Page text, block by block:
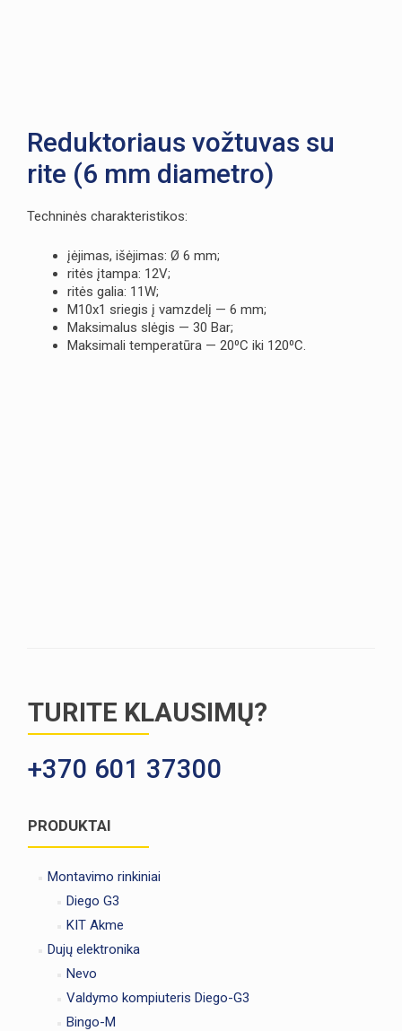
Reduktoriaus vožtuvas su
rite (6 mm diametro)
Techninės charakteristikos:
įėjimas, išėjimas: Ø 6 mm;
ritės įtampa: 12V;
ritės galia: 11W;
M10x1 sriegis į vamzdelį — 6 mm;
Maksimalus slėgis — 30 Bar;
Maksimali temperatūra — 20⁰C iki 120⁰C.
TURITE KLAUSIMŲ?
+370 601 37300
PRODUKTAI
Montavimo rinkiniai
Diego G3
KIT Akme
Dujų elektronika
Nevo
Valdymo kompiuteris Diego-G3
Bingo-M